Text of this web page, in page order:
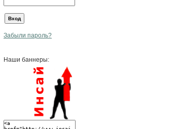
Забыли пароль?
Наши баннеры: